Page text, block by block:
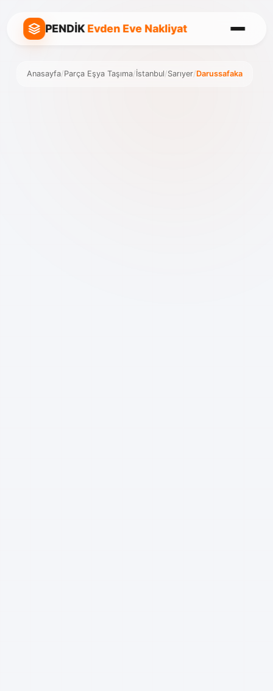
PENDİKEvden Eve Nakliyat
Anasayfa/Parça Eşya Taşıma/İstanbul/Sarıyer/Darussafaka